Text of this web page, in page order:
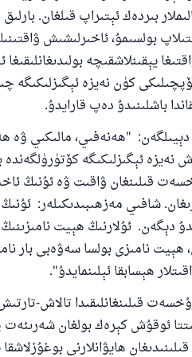
بىردەك ئېتىراپ قىلغان.
بولسىمۇ، ئاخىرلىشىش
يېقىنلاشقىچە بولىدىغانلىقىغا
كۈن نەيزە ئېگىزلىكىگە
باشلىنىدۇ دەپ قارايدۇ.
(27/243) دە مۇنداق دېيىلگەن: "ھەنەفىي،
ئېگىزلىكىگە كۆتۈرۈلگەندە
قىلىنغان ۋاقىت ۋە ئۇنىڭ
شافىي مەزھىبىدىكىلەر:
دېگەن. ئۇلارنىڭ ھېيت
ھېيت نامىزى بولسا سەۋەبى بار
ھېسابقا ئېلىنمايدۇ".
قىلىنغانلىقىدا تالاش-
ئوقۇش كېرەك بولغان شەرىئەت
ھايۋانلارنى
ھەدىس